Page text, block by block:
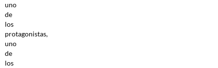
uno
de
los
protagonistas,
uno
de
los